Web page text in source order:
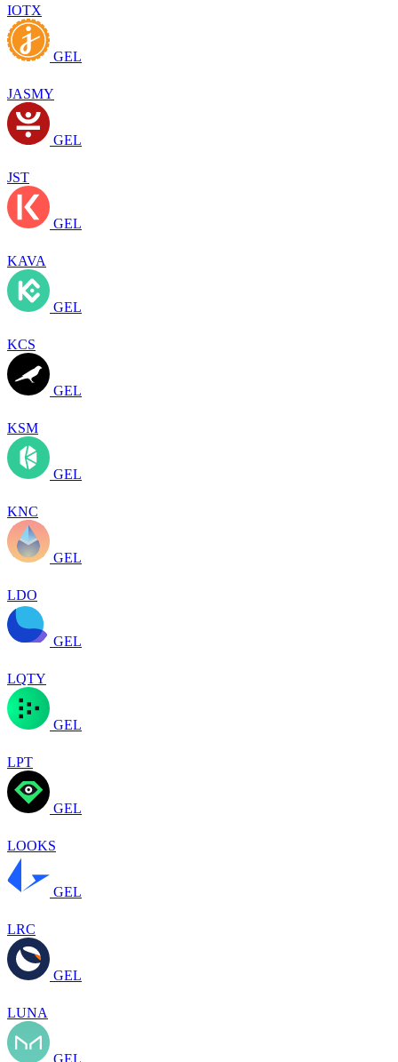
IOTX
GEL
JASMY
GEL
JST
GEL
KAVA
GEL
KCS
GEL
KSM
GEL
KNC
GEL
LDO
GEL
LQTY
GEL
LPT
GEL
LOOKS
GEL
LRC
GEL
LUNA
GEL